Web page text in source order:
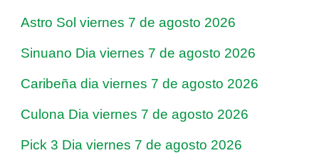
Astro Sol viernes 7 de agosto 2026
Sinuano Dia viernes 7 de agosto 2026
Caribeña dia viernes 7 de agosto 2026
Culona Dia viernes 7 de agosto 2026
Pick 3 Dia viernes 7 de agosto 2026